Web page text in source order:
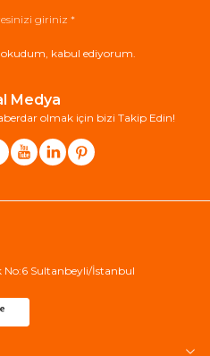
okudum, kabul ediyorum.
Medya
olmak için bizi Takip Edin!
No:6 Sultanbeyli/İstanbul